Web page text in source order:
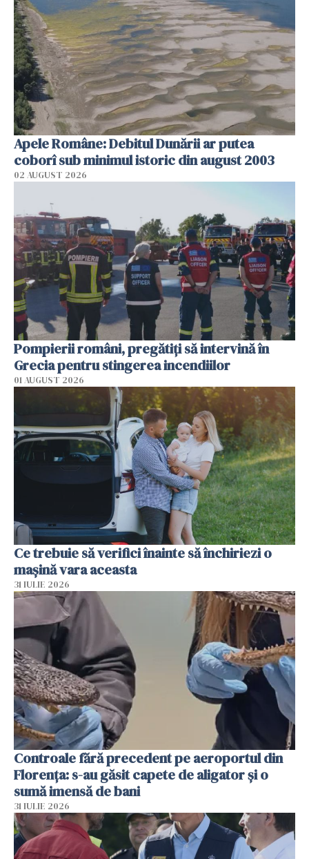
Apele Române: Debitul Dunării ar putea
coborî sub minimul istoric din august 2003
02 AUGUST 2026
Pompierii români, pregătiţi să intervină în
Grecia pentru stingerea incendiilor
01 AUGUST 2026
Ce trebuie să verifici înainte să închiriezi o
mașină vara aceasta
31 IULIE 2026
Controale fără precedent pe aeroportul din
Florența: s-au găsit capete de aligator și o
sumă imensă de bani
31 IULIE 2026